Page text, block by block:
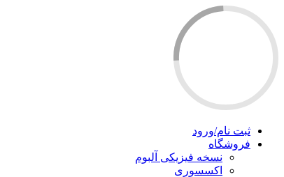
ثبت نام/ورود
فروشگاه
نسخه فیزیکی آلبوم
اکسسوری